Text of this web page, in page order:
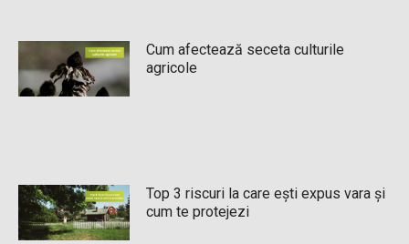
Cum afectează seceta culturile
agricole
Top 3 riscuri la care ești expus vara și
cum te protejezi